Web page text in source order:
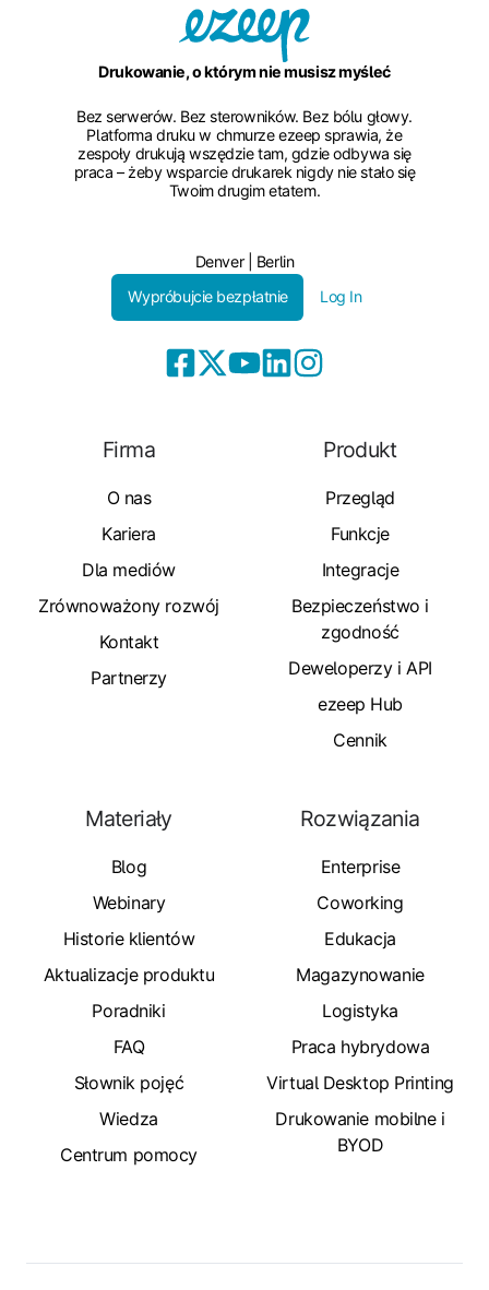
Drukowanie, o którym nie musisz myśleć
Bez serwerów. Bez sterowników. Bez bólu głowy.
Platforma druku w chmurze ezeep sprawia, że
zespoły drukują wszędzie tam, gdzie odbywa się
praca – żeby wsparcie drukarek nigdy nie stało się
Twoim drugim etatem.
Denver | Berlin
Wypróbujcie bezpłatnie
Log In
Firma
O nas
Kariera
Dla mediów
Zrównoważony rozwój
Kontakt
Partnerzy
Produkt
Przegląd
Funkcje
Integracje
Bezpieczeństwo i
zgodność
Deweloperzy i API
ezeep Hub
Cennik
Materiały
Blog
Webinary
Historie klientów
Aktualizacje produktu
Poradniki
FAQ
Słownik pojęć
Wiedza
Centrum pomocy
Rozwiązania
Enterprise
Coworking
Edukacja
Magazynowanie
Logistyka
Praca hybrydowa
Virtual Desktop Printing
Drukowanie mobilne i
BYOD